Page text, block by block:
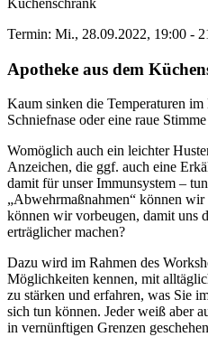
Küchenschrank
Termin: Mi., 28.09.2022, 19:00 -
Apotheke aus dem
Kaum sinken die Temperaturen
Schniefnase oder eine raue
Womöglich auch ein leichter
Anzeichen, die ggf. auch eine
damit für unser Immunsystem –
„Abwehrmaßnahmen“ können
können wir vorbeugen, damit uns
erträglicher machen?
Dazu wird im Rahmen des
Möglichkeiten kennen, mit
zu stärken und erfahren, was Sie
sich tun können. Jeder weiß aber
in vernünftigen Grenzen